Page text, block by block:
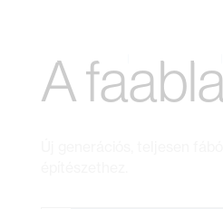
KATALÓGUS SOROZATOK
A